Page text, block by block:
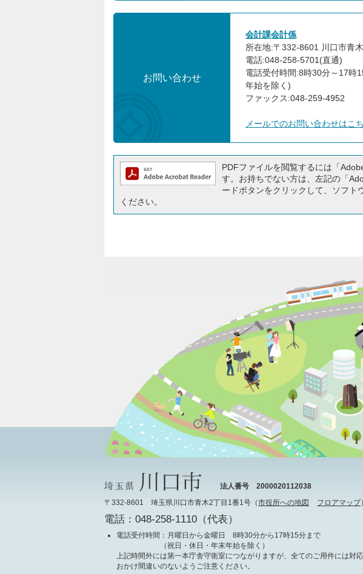
お問い合わせ
会計課会計係
所在地:〒332-8601 川口市青
電話:048-258-5701(直通)
電話受付時間:8時30分～17時
年始を除く)
ファックス:048-259-4952
メールでのお問い合わせはこ
PDFファイルを閲覧するには「
す。お持ちでない方は、左記の「
ードボタンをクリックして、ソフト
ください。
法人番号 2000020112038
〒332-8601 埼玉県川口市青木2丁目1番1号（市役所への地図 フロアマップ）
電話：048-258-1110（代表）
電話受付時間 ：月曜日から金曜日 8時30分から17時15分まで
（祝日・休日・年末年始を除く）
上記時間外には第一本庁舎守衛室につながりますが、全てのご用件には対応
おかけ間違いのないようご注意ください。